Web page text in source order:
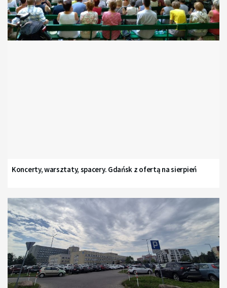
Koncerty, warsztaty, spacery. Gdańsk z ofertą na sierpień